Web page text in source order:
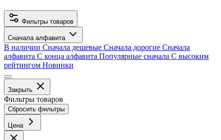
Фильтры товаров
Сначала алфавита
В наличии Сначала дешевые Сначала дорогие Сначала
алфавита С конца алфавита Популярные сначала С высоким
рейтингом Новинки
Закрыть
Фильтры товаров
Сбросить фильтры
Цена